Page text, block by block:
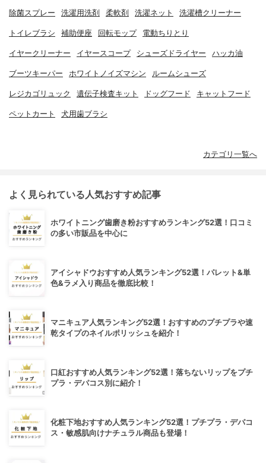
除菌スプレー 洗濯用洗剤 柔軟剤 洗濯ネット 洗濯槽クリーナー
トイレブラシ 補助便座 回転モップ 電動ちりとり
イヤークリーナー イヤースコープ シューズドライヤー ハッカ油
ブーツキーパー ホワイトノイズマシン ルームシューズ
レジカゴリュック 遺伝子検査キット ドッグフード キャットフード
ペットカート 犬用歯ブラシ
カテゴリ一覧へ
よく見られている人気おすすめ記事
ホワイトニング歯磨き粉おすすめランキング52選！口コミ
の多い市販品を中心に
アイシャドウおすすめ人気ランキング52選！パレット&単
色&ラメ入り商品を徹底比較！
マニキュア人気ランキング52選！おすすめのプチプラや速
乾タイプのネイルポリッシュを紹介！
口紅おすすめ人気ランキング52選！落ちないリップをプチ
プラ・デパコス別に紹介！
化粧下地おすすめ人気ランキング52選！プチプラ・デパコ
ス・敏感肌向けナチュラル商品も登場！